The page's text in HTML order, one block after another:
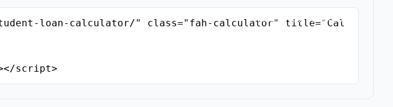
loan-calculator/" class="fah-calculator" title="Cal
script>
Copier le code d'intégration